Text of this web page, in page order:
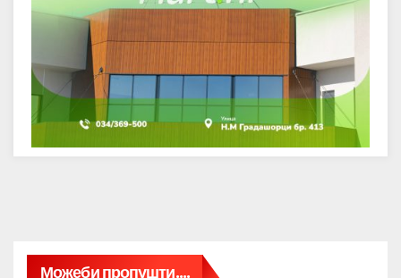
Можеби пропушти....